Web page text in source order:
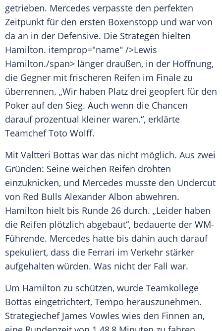
getrieben. Mercedes verpasste den perfekten
Zeitpunkt für den ersten Boxenstopp und war von
da an in der Defensive. Die Strategen hielten
Hamilton. itemprop="name" />Lewis
Hamilton./span> länger draußen, in der Hoffnung,
die Gegner mit frischeren Reifen im Finale zu
überrennen. „Wir haben Platz drei geopfert für den
Poker auf den Sieg. Auch wenn die Chancen
darauf prozentual kleiner waren.“, erklärte
TeamchefToto Wolff.
Mit Valtteri Bottas war das nicht möglich. Aus zwei
Gründen: Seine weichen Reifen drohten
einzuknicken, und Mercedes musste den Undercut
von Red Bulls Alexander Albon abwehren.
Hamilton hielt bis Runde 26 durch. „Leider haben
die Reifen plötzlich abgebaut“, bedauerte der WM-
Führende. Mercedes hatte bis dahin auch darauf
spekuliert, dass die Ferrari im Verkehr stärker
aufgehalten würden. Was nicht der Fall war.
Um Hamilton zu schützen, wurde Teamkollege
Bottas eingetrichtert, Tempo herauszunehmen.
Strategiechef James Vowles wies den Finnen an,